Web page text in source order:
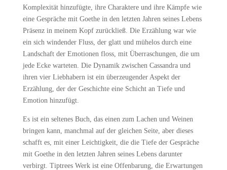
Komplexität hinzufügte, ihre Charaktere und ihre Kämpfe wie
eine Gespräche mit Goethe in den letzten Jahren seines Lebens
Präsenz in meinem Kopf zurückließ. Die Erzählung war wie
ein sich windender Fluss, der glatt und mühelos durch eine
Landschaft der Emotionen floss, mit Überraschungen, die um
jede Ecke warteten. Die Dynamik zwischen Cassandra und
ihren vier Liebhabern ist ein überzeugender Aspekt der
Erzählung, der der Geschichte eine Schicht an Tiefe und
Emotion hinzufügt.
Es ist ein seltenes Buch, das einen zum Lachen und Weinen
bringen kann, manchmal auf der gleichen Seite, aber dieses
schafft es, mit einer Leichtigkeit, die die Tiefe der Gespräche
mit Goethe in den letzten Jahren seines Lebens darunter
verbirgt. Tiptrees Werk ist eine Offenbarung, die Erwartungen